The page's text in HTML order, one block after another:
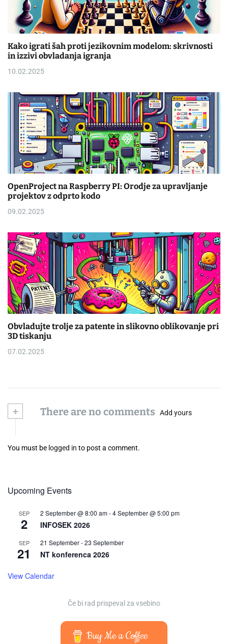
Kako igrati šah proti jezikovnim modelom: skrivnosti
in izzivi obvladanja igranja
10.02.2025
OpenProject na Raspberry PI: Orodje za upravljanje
projektov z odprto kodo
09.02.2025
Obvladujte trolje za patente in slikovno oblikovanje pri
3D tiskanju
07.02.2025
+ There are no comments Add yours
You must be logged in to post a comment.
Upcoming Events
SEP
2
2 September @ 8:00 am-4 September @ 5:00 pm
INFOSEK 2026
SEP
21
21 September-23 September
NT konferenca 2026
View Calendar
Če bi rad prispeval za vsebino
Buy Me a Coffee